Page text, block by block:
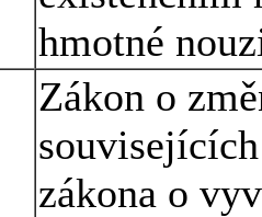
hmotné
Zákon o
zákona o